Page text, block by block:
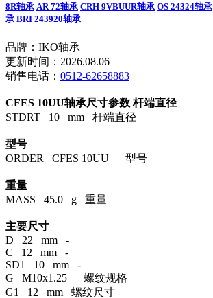
8R轴承 AR 72轴承 CRH 9VBUUR轴承 OS 24324轴承
承 BRI 243920轴承
品牌：IKO轴承
更新时间：2026.08.06
销售电话： 0512-62658883
CFES 10UU轴承尺寸参数 杆端直径
STDRT 10 mm 杆端直径
型号
ORDER CFES 10UU 型号
重量
MASS 45.0 g 重量
主要尺寸
D 22 mm -
C 12 mm -
SD1 10 mm -
G M10x1.25 螺纹规格
G1 12 mm 螺纹尺寸